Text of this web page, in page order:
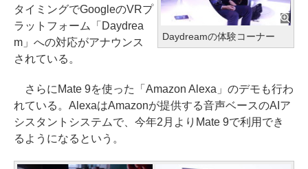
Daydreamの体験コーナー
タイミングでGoogleのVRプ
ラットフォーム「Daydrea
m」への対応がアナウンス
されている。
さらにMate 9を使った「Amazon Alexa」のデモも行わ
れている。AlexaはAmazonが提供する音声ベースのAIア
シスタントシステムで、今年2月よりMate 9で利用でき
るようになるという。